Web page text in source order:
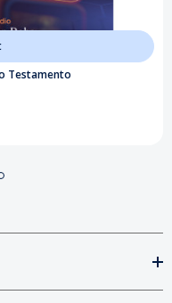
Testamento